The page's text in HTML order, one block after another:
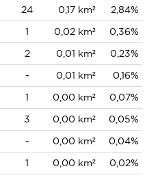
24 0,17 km²
2,84%
1 0,02 km²
0,36%
2 0,01 km²
0,23%
- 0,01 km²
0,16%
1 0,00 km²
0,07%
3 0,00 km²
0,05%
- 0,00 km²
0,04%
1 0,00 km²
0,02%